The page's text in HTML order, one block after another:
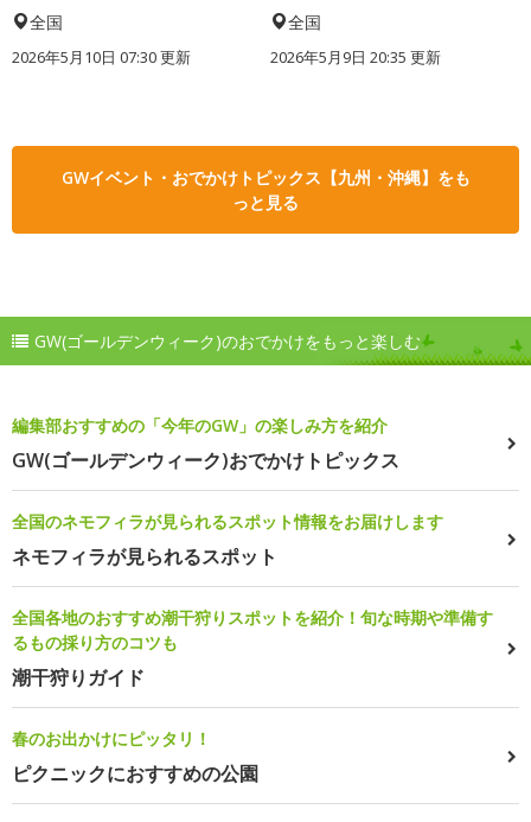
全国
2026年5月10日 07:30 更新
全国
2026年5月9日 20:35 更新
GWイベント・おでかけトピックス【九州・沖縄】をも
っと見る
GW(ゴールデンウィーク)のおでかけをもっと楽しむ
編集部おすすめの「今年のGW」の楽しみ方を紹介
GW(ゴールデンウィーク)おでかけトピックス
全国のネモフィラが見られるスポット情報をお届けします
ネモフィラが見られるスポット
全国各地のおすすめ潮干狩りスポットを紹介！旬な時期や準備す
るもの採り方のコツも
潮干狩りガイド
春のお出かけにピッタリ！
ピクニックにおすすめの公園